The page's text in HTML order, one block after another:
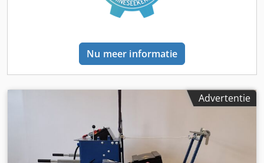
Prijs: € 1.400 excl. BTW | EXW Einbeck | Levering op
Nu meer informatie
Advertentie